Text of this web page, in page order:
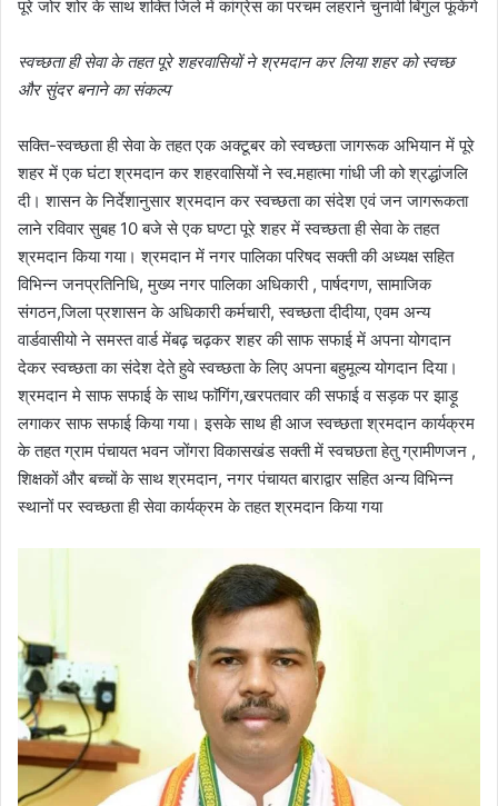
पूरे जोर शोर के साथ शक्ति जिले में कांग्रेस का परचम लहराने चुनावी बिंगुल फूंकेंगे
स्वच्छता ही सेवा के तहत पूरे शहरवासियों ने श्रमदान कर लिया शहर को स्वच्छ
और सुंदर बनाने का संकल्प
सक्ति-स्वच्छता ही सेवा के तहत एक अक्टूबर को स्वच्छता जागरूक अभियान में पूरे
शहर में एक घंटा श्रमदान कर शहरवासियों ने स्व.महात्मा गांधी जी को श्रद्धांजलि
दी। शासन के निर्देशानुसार श्रमदान कर स्वच्छता का संदेश एवं जन जागरूकता
लाने रविवार सुबह 10 बजे से एक घण्टा पूरे शहर में स्वच्छता ही सेवा के तहत
श्रमदान किया गया। श्रमदान में नगर पालिका परिषद सक्ती की अध्यक्ष सहित
विभिन्न जनप्रतिनिधि, मुख्य नगर पालिका अधिकारी , पार्षदगण, सामाजिक
संगठन,जिला प्रशासन के अधिकारी कर्मचारी, स्वच्छता दीदीया, एवम अन्य
वार्डवासीयो ने समस्त वार्ड मेंबढ़ चढ़कर शहर की साफ सफाई में अपना योगदान
देकर स्वच्छता का संदेश देते हुवे स्वच्छता के लिए अपना बहुमूल्य योगदान दिया।
श्रमदान मे साफ सफाई के साथ फाॅगिंग,खरपतवार की सफाई व सड़क पर झाड़ू
लगाकर साफ सफाई किया गया। इसके साथ ही आज स्वच्छता श्रमदान कार्यक्रम
के तहत ग्राम पंचायत भवन जोंगरा विकासखंड सक्ती में स्वचछता हेतु ग्रामीणजन ,
शिक्षकों और बच्चों के साथ श्रमदान, नगर पंचायत बाराद्वार सहित अन्य विभिन्न
स्थानों पर स्वच्छता ही सेवा कार्यक्रम के तहत श्रमदान किया गया